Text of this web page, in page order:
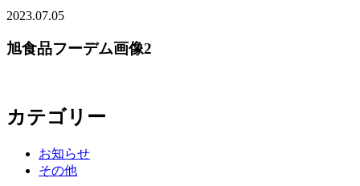
2023.07.05
旭食品フーデム画像2
カテゴリー
お知らせ
その他